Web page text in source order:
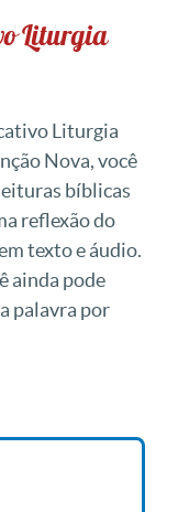
Liturgia
Liturgia
Nova, você
bíblicas
reflexão do
texto e áudio.
ainda pode
palavra por